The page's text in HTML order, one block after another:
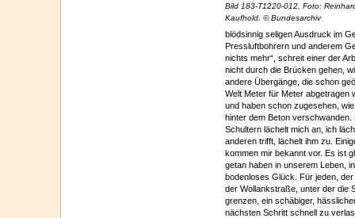
Bild 183-T1220-012, Foto:
Kaufhold, © Bundesarchiv
blödsinnig seligen Ausdruck im
Pressluftbohrern und anderem
nichts mehr“, schreit einer der
nicht durch die Brücken gehen,
andere Übergänge, die schon
Welt Meter für Meter abgetragen
und haben schon zugesehen,
hinter dem Beton verschwanden.
Schultern lächelt mich an, ich
anderen trifft, lächelt ihm zu.
kommen mir bekannt vor. Es ist
getan haben in unserem Leben,
bodenloses Glück. Für jeden,
der Wollankstraße, unter der die
grenzen, ein schäbiger,
nächsten Schritt schnell zu